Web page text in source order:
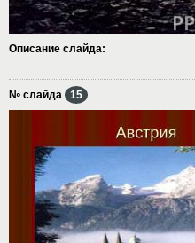
Описание слайда:
№ слайда 15